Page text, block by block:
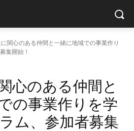
関心のある仲間と一緒に地域での事業作り
集開始！
心のある仲間と
の事業作りを学
ム、参加者募集